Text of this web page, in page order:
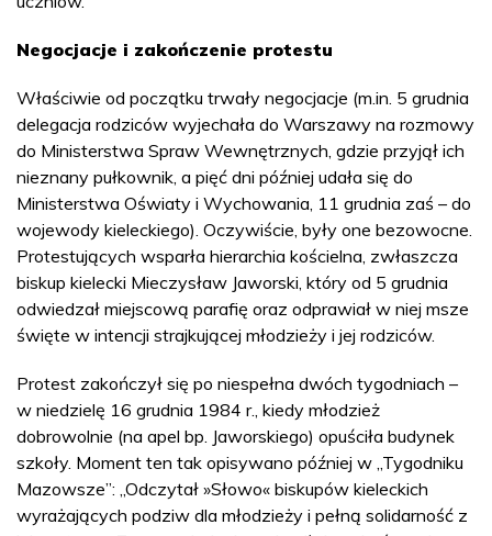
Negocjacje i zakończenie protestu
Właściwie od początku trwały negocjacje (m.in. 5 grudnia
delegacja rodziców wyjechała do Warszawy na rozmowy
do Ministerstwa Spraw Wewnętrznych, gdzie przyjął ich
nieznany pułkownik, a pięć dni później udała się do
Ministerstwa Oświaty i Wychowania, 11 grudnia zaś – do
wojewody kieleckiego). Oczywiście, były one bezowocne.
Protestujących wsparła hierarchia kościelna, zwłaszcza
biskup kielecki Mieczysław Jaworski, który od 5 grudnia
odwiedzał miejscową parafię oraz odprawiał w niej msze
święte w intencji strajkującej młodzieży i jej rodziców.
Protest zakończył się po niespełna dwóch tygodniach –
w niedzielę 16 grudnia 1984 r., kiedy młodzież
dobrowolnie (na apel bp. Jaworskiego) opuściła budynek
szkoły. Moment ten tak opisywano później w „Tygodniku
Mazowsze”: „Odczytał »Słowo« biskupów kieleckich
wyrażających podziw dla młodzieży i pełną solidarność z